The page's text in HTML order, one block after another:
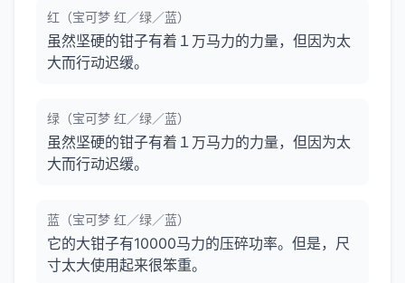
红（宝可梦 红／绿／蓝）
虽然坚硬的钳子有着１万马力的力量，但因为太
大而行动迟缓。
绿（宝可梦 红／绿／蓝）
虽然坚硬的钳子有着１万马力的力量，但因为太
大而行动迟缓。
蓝（宝可梦 红／绿／蓝）
它的大钳子有10000马力的压碎功率。但是，尺
寸太大使用起来很笨重。